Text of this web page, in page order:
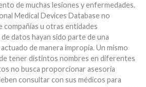
de muchas lesiones y enfermedades.
Medical Devices Database no
compañías u otras entidades
datos hayan sido parte de una
de manera impropia. Un mismo
tener distintos nombres en diferentes
no busca proporcionar asesoría
consultar con sus médicos para